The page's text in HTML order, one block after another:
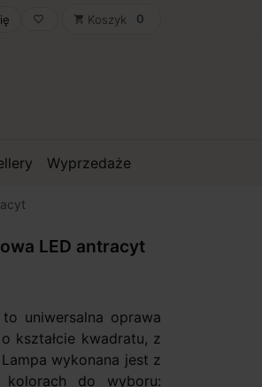
favorite_border shopping_cart Koszyk 0
Wyprzedaże
LED antracyt
to uniwersalna oprawa
kształcie kwadratu, z
wykonana jest z
do wyboru: